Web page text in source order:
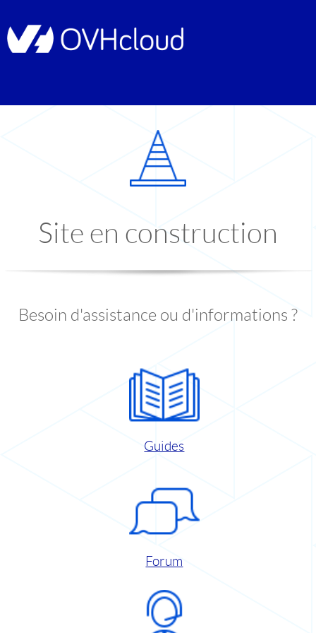
Site en construction
Besoin d'assistance ou d'informations ?
Guides
Forum